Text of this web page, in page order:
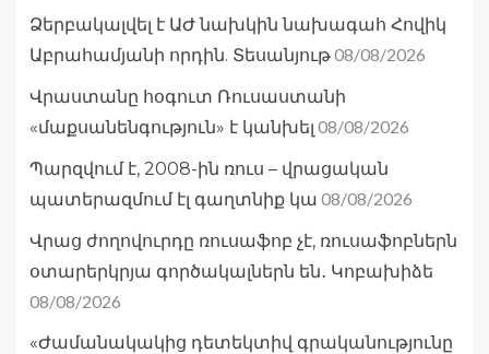
Ձերբակալվել է ԱԺ նախկին նախագահ Հովիկ
Աբրահամյանի որդին. Տեսանյութ08/08/2026
Վրաստանը հօգուտ Ռուսաստանի
«մաքսանենգություն» է կանխել 08/08/2026
Պարզվում է, 2008-ին ռուս – վրացական
պատերազմում էլ գաղտնիք կա 08/08/2026
Վրաց ժողովուրդը ռուսաֆոբ չէ, ռուսաֆոբներն
օտարերկրյա գործակալներն են․ Կոբախիձե
08/08/2026
«Ժամանակակից դետեկտիվ գրականությունը